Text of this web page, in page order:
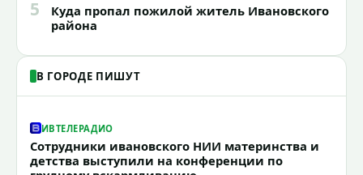
5
Куда пропал пожилой житель Ивановского
района
В ГОРОДЕ ПИШУТ
ИВТЕЛЕРАДИО
Сотрудники ивановского НИИ материнства и
детства выступили на конференции по